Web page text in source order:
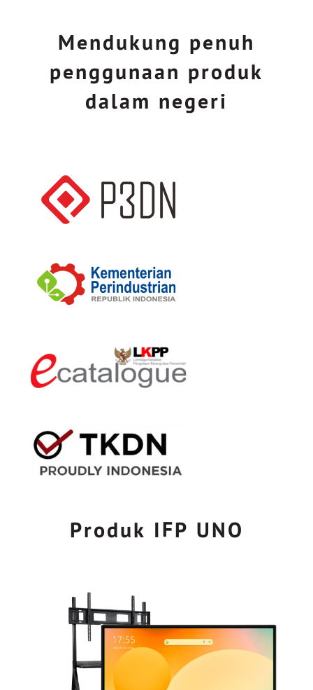
Mendukung penuh
penggunaan produk
dalam negeri
Produk IFP UNO